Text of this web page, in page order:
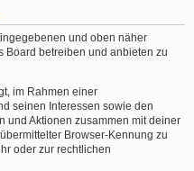
und oben näher
Board betreiben und anbieten zu
im Rahmen einer
seinen Interessen sowie den
und Aktionen zusammen mit deiner
Browser-Kennung zu
oder zur rechtlichen